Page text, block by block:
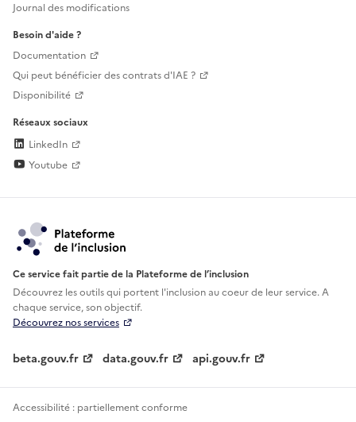
Journal des modifications
Besoin d'aide ?
Documentation
Qui peut bénéficier des contrats d'IAE ?
Disponibilité
Réseaux sociaux
LinkedIn
Youtube
Ce service fait partie de la Plateforme de l’inclusion
Découvrez les outils qui portent l'inclusion aucoeur de leur service. A
chaque service, son objectif.
Découvrez nos services
beta.gouv.fr data.gouv.fr api.gouv.fr
Accessibilité : partiellement conforme